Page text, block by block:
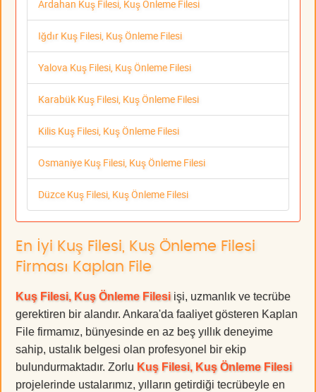
Ardahan Kuş Filesi, Kuş Önleme Filesi
Iğdır Kuş Filesi, Kuş Önleme Filesi
Yalova Kuş Filesi, Kuş Önleme Filesi
Karabük Kuş Filesi, Kuş Önleme Filesi
Kilis Kuş Filesi, Kuş Önleme Filesi
Osmaniye Kuş Filesi, Kuş Önleme Filesi
Düzce Kuş Filesi, Kuş Önleme Filesi
En İyi Kuş Filesi, Kuş Önleme Filesi
Firması Kaplan File
Kuş Filesi, Kuş Önleme Filesi işi, uzmanlık ve tecrübe
gerektiren bir alandır. Ankara'da faaliyet gösteren Kaplan
File firmamız, bünyesinde en az beş yıllık deneyime
sahip, ustalık belgesi olan profesyonel bir ekip
bulundurmaktadır. Zorlu Kuş Filesi, Kuş Önleme Filesi
projelerinde ustalarımız, yılların getirdiği tecrübeyle en